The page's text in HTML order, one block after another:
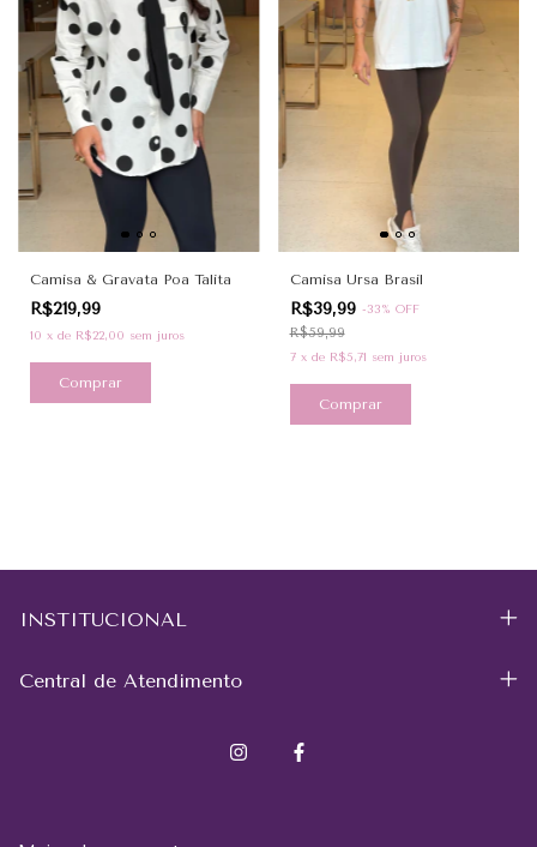
Camisa & Gravata Poa Talita
R$219,99
10 x de R$22,00 sem juros
Comprar
Camisa Ursa Brasil
R$39,99 -33% OFF
R$59,99
7 x de R$5,71 sem juros
Comprar
INSTITUCIONAL
Central de Atendimento